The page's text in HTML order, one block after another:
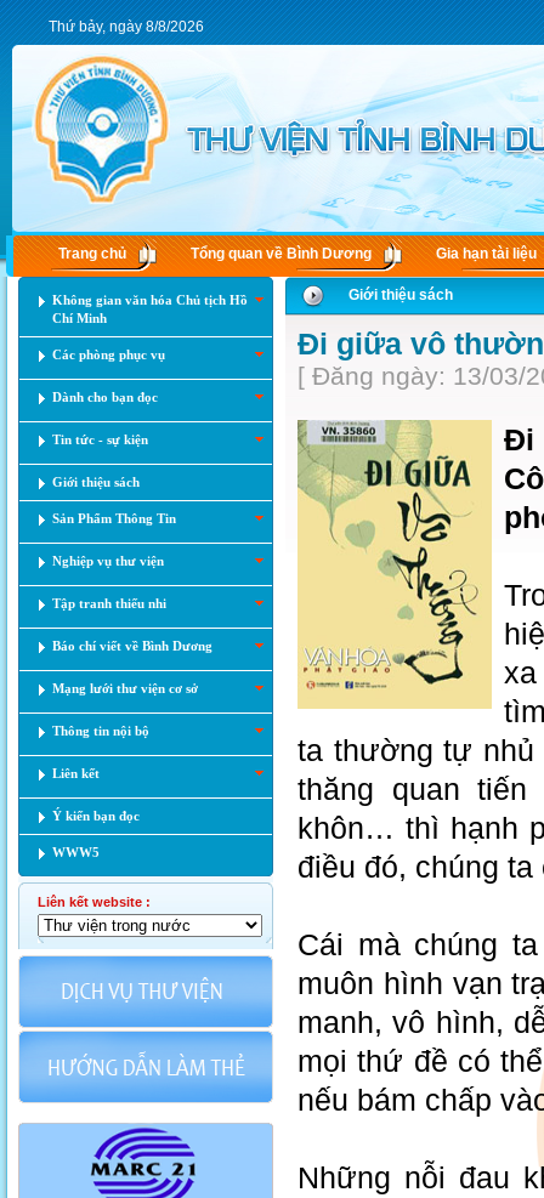
Thứ bảy, ngày 8/8/2026
Trang chủ Tổng quan về Bình Dương Gia hạn tài liệu
Không gian văn hóa Chủ tịch Hồ
Chí Minh
Các phòng phục vụ
Dành cho bạn đọc
Tin tức - sự kiện
Giới thiệu sách
Sản Phẩm Thông Tin
Nghiệp vụ thư viện
Tập tranh thiếu nhi
Báo chí viết về Bình Dương
Mạng lưới thư viện cơ sở
Thông tin nội bộ
Liên kết
Ý kiến bạn đọc
WWW5
Liên kết website :
Giới thiệu sách
Đi giữa vô
[ Đăng ngày: 13/03/
Đi
ta thường tự nhủ
thăng quan
khôn… thì hạnh
điều đó, chúng
Cái mà chúng
muôn hình vạn
manh, vô hình,
mọi thứ đề có
nếu bám chấp
Những nỗi đau